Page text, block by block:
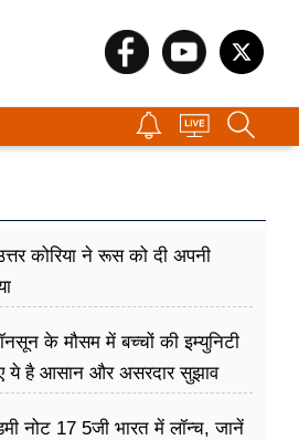
कोरिया ने रूस को दी अपनी
के मौसम में बच्चों की इम्युनिटी
ये है आसान और असरदार सुझाव
नोट 17 5जी भारत में लॉन्च, जानें